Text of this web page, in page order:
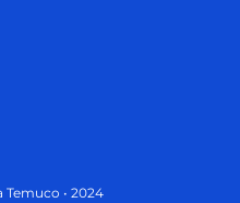
Temuco • 2024